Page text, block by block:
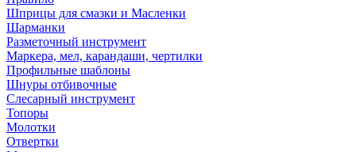
Шприцы для смазки и Масленки
Шарманки
Разметочный инструмент
Маркера, мел, карандаши, чертилки
Профильные шаблоны
Шнуры отбивочные
Слесарный инструмент
Топоры
Молотки
Отвертки